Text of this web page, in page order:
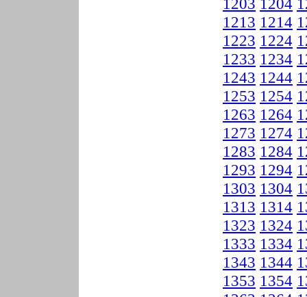
1213 1214
1223 1224
1233 1234
1243 1244
1253 1254
1263 1264
1273 1274
1283 1284
1293 1294
1303 1304
1313 1314
1323 1324
1333 1334
1343 1344
1353 1354